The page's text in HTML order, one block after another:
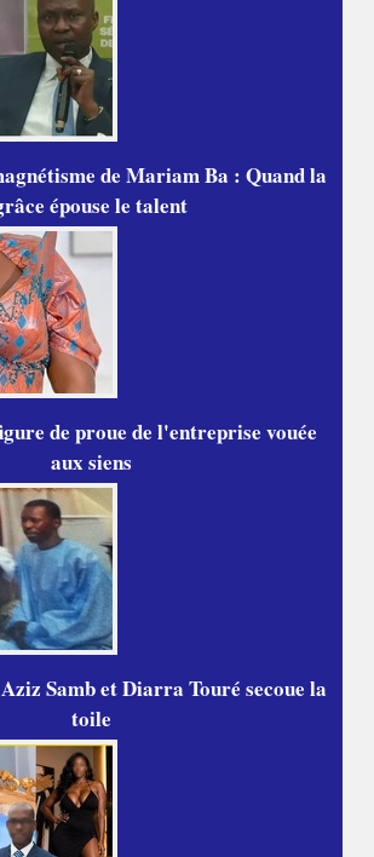
de Mariam Ba : Quand la
épouse le talent
de proue de l'entreprise vouée
aux siens
Samb et Diarra Touré secoue la
toile